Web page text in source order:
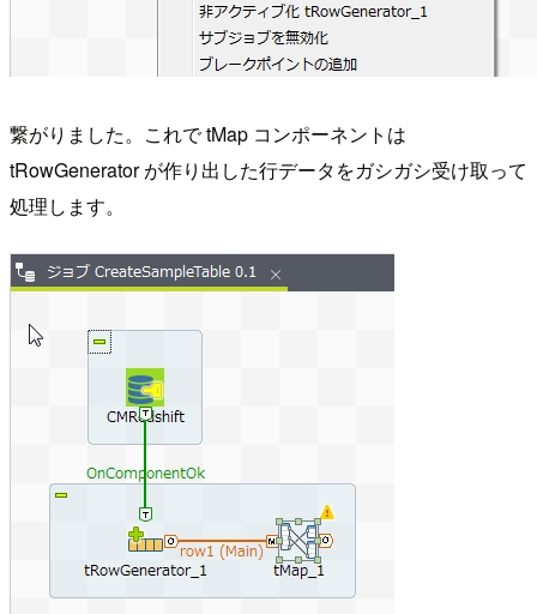
繋がりました。これで tMap コンポーネントは
tRowGenerator が作り出した行データをガシガシ受け取って
処理します。